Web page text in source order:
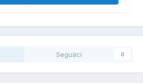
Seguaci 0